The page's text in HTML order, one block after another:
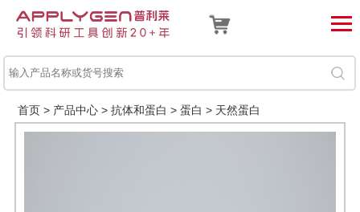
首页> 产品中心> 抗体和蛋白 > 蛋白 > 天然蛋白